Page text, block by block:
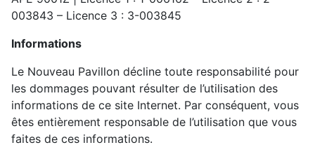
003843 – Licence 3 : 3-003845
Informations
Le Nouveau Pavillon décline toute responsabilité pour
les dommages pouvant résulter de l’utilisation des
informations de ce site Internet. Par conséquent, vous
êtes entièrement responsable de l’utilisation que vous
faites de ces informations.